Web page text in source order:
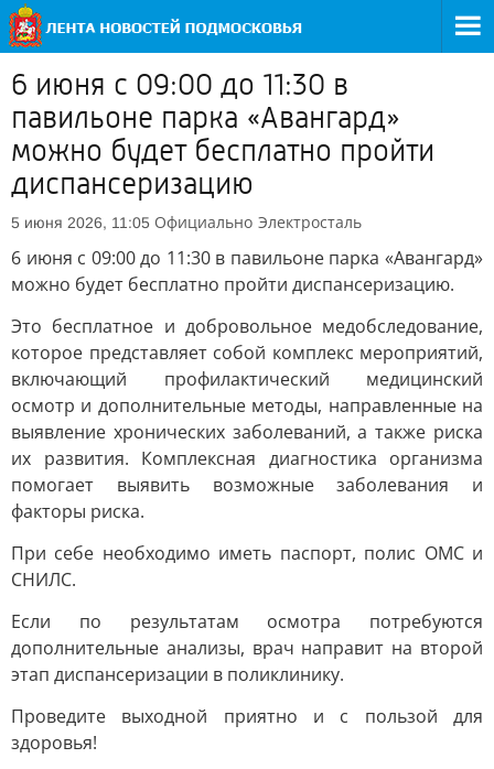
6 июня с 09:00 до 11:30 в
павильоне парка «Авангард»
можно будет бесплатно пройти
диспансеризацию
5 июня 2026, 11:05 Официально Электросталь
6 июня с 09:00 до 11:30 в павильоне парка «Авангард»
можно будет бесплатно пройти диспансеризацию.
Это бесплатное и добровольное медобследование,
которое представляет собой комплекс мероприятий,
включающий профилактический медицинский
осмотр и дополнительные методы, направленные на
выявление хронических заболеваний, а также риска
их развития. Комплексная диагностика организма
помогает выявить возможные заболевания и
факторы риска.
При себе необходимо иметь паспорт, полис ОМС и
СНИЛС.
Если по результатам осмотра потребуются
дополнительные анализы, врач направит на второй
этап диспансеризации в поликлинику.
Проведите выходной приятно и с пользой для
здоровья!